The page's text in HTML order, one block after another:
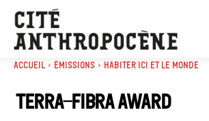
Accueil Émissions Habiter Ici et le Monde
Terra-fibra Award